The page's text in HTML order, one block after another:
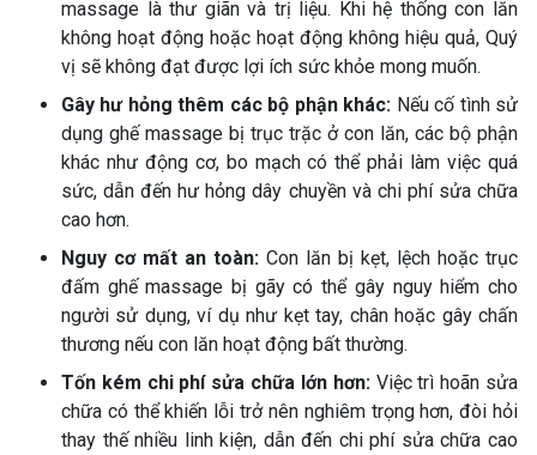
massage là thư giãn và trị liệu. Khi hệ thống con lăn
không hoạt động hoặc hoạt động không hiệu quả, Quý
vị sẽ không đạt được lợi ích sức khỏe mong muốn.
Gây hư hỏng thêm các bộ phận khác: Nếu cố tình sử
dụng ghế massage bị trục trặc ở con lăn, các bộ phận
khác như động cơ, bo mạch có thể phải làm việc quá
sức, dẫn đến hư hỏng dây chuyền và chi phí sửa chữa
cao hơn.
Nguy cơ mất an toàn: Con lăn bị kẹt, lệch hoặc trục
đấm ghế massage bị gãy có thể gây nguy hiểm cho
người sử dụng, ví dụ như kẹt tay, chân hoặc gây chấn
thương nếu con lăn hoạt động bất thường.
Tốn kém chi phí sửa chữa lớn hơn:Việc trì hoãn sửa
chữa có thể khiến lỗi trở nên nghiêm trọng hơn, đòi hỏi
thay thế nhiều linh kiện, dẫn đến chi phí sửa chữa cao